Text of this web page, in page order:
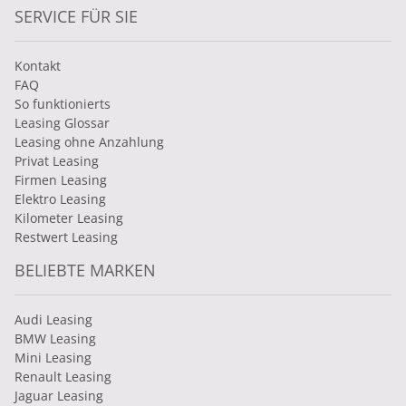
SERVICE FÜR SIE
Kontakt
FAQ
So funktionierts
Leasing Glossar
Leasing ohne Anzahlung
Privat Leasing
Firmen Leasing
Elektro Leasing
Kilometer Leasing
Restwert Leasing
BELIEBTE MARKEN
Audi Leasing
BMW Leasing
Mini Leasing
Renault Leasing
Jaguar Leasing